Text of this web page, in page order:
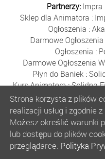
Partnerzy: Impra
Sklep dla Animatora :
Ogłoszenia :
Darmowe Ogłoszenia
Ogłoszenia :
Darmowe Ogłoszenia
Płyn do Baniek:
Kurs Animatora:Solidna
Animator
Bezpłatne Ogłoszenia
Bańki Mydlane:
Szkolenie Animatorów
Kurs Animatora
Kurs Animatora Poznań:
Strona korzysta z plików
realizacji usług i zgodnie
Możesz określić warunki
lub dostępu do plików
przeglądarce. Polityka